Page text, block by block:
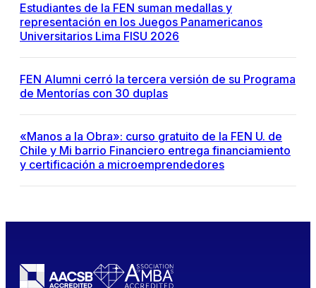
Estudiantes de la FEN suman medallas y
representación en los Juegos Panamericanos
Universitarios Lima FISU 2026
FEN Alumni cerró la tercera versión de su Programa
de Mentorías con 30 duplas
«Manos a la Obra»: curso gratuito de la FEN U. de
Chile y Mi barrio Financiero entrega financiamiento
y certificación a microemprendedores